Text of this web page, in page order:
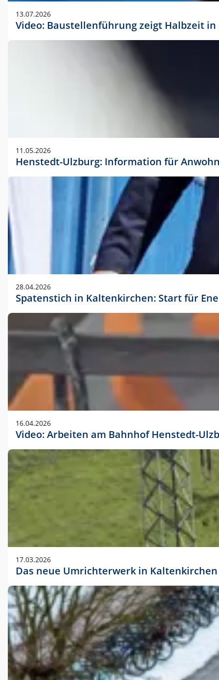
13.07.2026
Video: Baustellenführung zeigt Halbzeit
11.05.2026
Henstedt-Ulzburg: Information für
28.04.2026
Spatenstich in Kaltenkirchen: Start für
16.04.2026
Video: Arbeiten am Bahnhof Henstedt-
17.03.2026
Das neue Umrichterwerk in Kaltenkirchen